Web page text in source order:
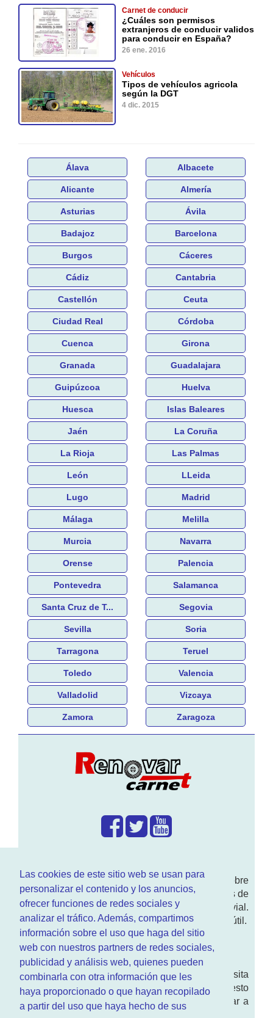
Las cookies de este sitio web se usan para
personalizar el contenido y los anuncios,
ofrecer funciones de redes sociales y
analizar el tráfico. Además, compartimos
información sobre el uso que haga del sitio
web con nuestros partners de redes sociales,
publicidad y análisis web, quienes pueden
combinarla con otra información que les
haya proporcionado o que hayan recopilado
a partir del uso que haya hecho de sus
Carnet de conducir
¿Cuáles son permisos
extranjeros de conducir validos
para conducir en España?
26 ene. 2016
Vehículos
Tipos de vehículos agricola
según la DGT
4 dic. 2015
Álava Albacete
Alicante Almería
Asturias Ávila
Badajoz Barcelona
Burgos Cáceres
Cádiz Cantabria
Castellón Ceuta
Ciudad Real Córdoba
Cuenca Girona
Granada Guadalajara
Guipúzcoa Huelva
Huesca Islas Baleares
Jaén La Coruña
La Rioja Las Palmas
León LLeida
Lugo Madrid
Málaga Melilla
Murcia Navarra
Orense Palencia
Pontevedra Salamanca
Santa Cruz de T... Segovia
Sevilla Soria
Tarragona Teruel
Toledo Valencia
Valladolid Vizcaya
Zamora Zaragoza
Enwww.RenovarCarnet.comTe contamos sobre
larenovación del permisode conducir, noticias de
actualidad motor y sobre todo seguridad vial.
Ademas tenemos todo tipo de información DGT útil.
¿Quienes somos?
Quieres saber quien mantiene la pagina, visita
nuestrasección de contacto. Aquí tienes nuesto
aviso legal
. Basicamente no queremos engañar a
nadie.